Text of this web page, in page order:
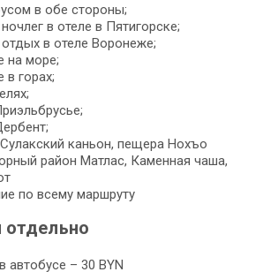
в обе стороны;
в отеле в Пятигорске;
в отеле Воронеже;
на море;
в горах;
каньон, пещера Нохъо
район Матлас, Каменная чаша,
по всему маршруту
отдельно
автобусе – 30 BYN